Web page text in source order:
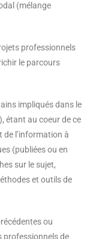
(mélange
professionnels
le parcours
impliqués dans le
étant au coeur de ce
de l’information à
(publiées ou en
sur le sujet,
et outils de
ou
professionnels de